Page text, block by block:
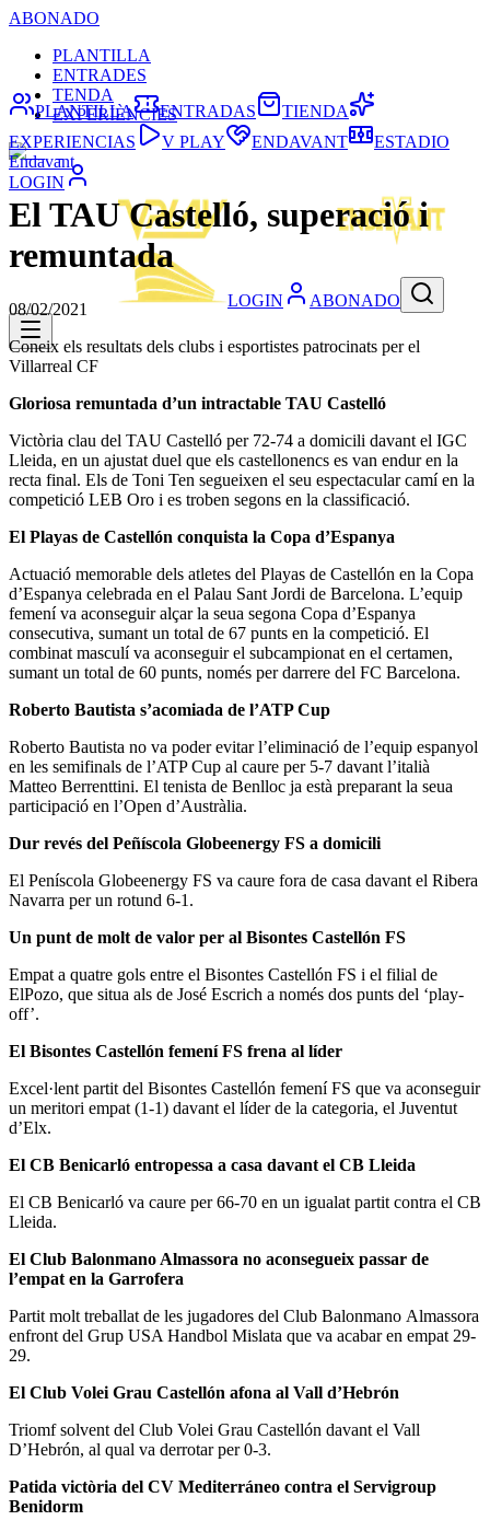
ABONADO
PLANTILLA
ENTRADES
TENDA
EXPERIÈNCIES
LOGIN
LOGIN ABONADO
PLANTILLA ENTRADAS
TIENDA
EXPERIENCIAS
V PLAY ENDAVANT
ESTADIO
Endavant
El TAU Castelló, superació i
remuntada
08/02/2021
Coneix els resultats dels clubs i esportistes patrocinats per el
Villarreal CF
Gloriosa remuntada d’un intractable TAU Castelló
Victòria clau del TAU Castelló per 72-74 a domicili davant el IGC
Lleida, en un ajustat duel que els castellonencs es van endur en la
recta final. Els de Toni Ten segueixen el seu espectacular camí en la
competició LEB Oro i es troben segons en la classificació.
El Playas de Castellón conquista la Copa d’Espanya
Actuació memorable dels atletes del Playas de Castellón en la Copa
d’Espanya celebrada en el Palau Sant Jordi de Barcelona. L’equip
femení va aconseguir alçar la seua segona Copa d’Espanya
consecutiva, sumant un total de 67 punts en la competició. El
combinat masculí va aconseguir el subcampionat en el certamen,
sumant un total de 60 punts, només per darrere del FC Barcelona.
Roberto Bautista s’acomiada de l’ATP Cup
Roberto Bautista no va poder evitar l’eliminació de l’equip espanyol
en les semifinals de l’ATP Cup al caure per 5-7 davant l’italià
Matteo Berrenttini. El tenista de Benlloc ja està preparant la seua
participació en l’Open d’Austràlia.
Dur revés del Peñíscola Globeenergy FS a domicili
El Peníscola Globeenergy FS va caure fora de casa davant el Ribera
Navarra per un rotund 6-1.
Un punt de molt de valor per al Bisontes Castellón FS
Empat a quatre gols entre el Bisontes Castellón FS i el filial de
ElPozo, que situa als de José Escrich a només dos punts del ‘play-
off’.
El Bisontes Castellón femení FS frena al líder
Excel·lent partit del Bisontes Castellón femení FS que va aconseguir
un meritori empat (1-1) davant el líder de la categoria, el Juventut
d’Elx.
El CB Benicarló entropessa a casa davant el CB Lleida
El CB Benicarló va caure per 66-70 en un igualat partit contra el CB
Lleida.
El Club Balonmano Almassora no aconsegueix passar de
l’empat en la Garrofera
Partit molt treballat de les jugadores del Club Balonmano Almassora
enfront del Grup USA Handbol Mislata que va acabar en empat 29-
29.
El Club Volei Grau Castellón afona al Vall d’Hebrón
Triomf solvent del Club Volei Grau Castellón davant el Vall
D’Hebrón, al qual va derrotar per 0-3.
Patida victòria del CV Mediterráneo contra el Servigroup
Benidorm